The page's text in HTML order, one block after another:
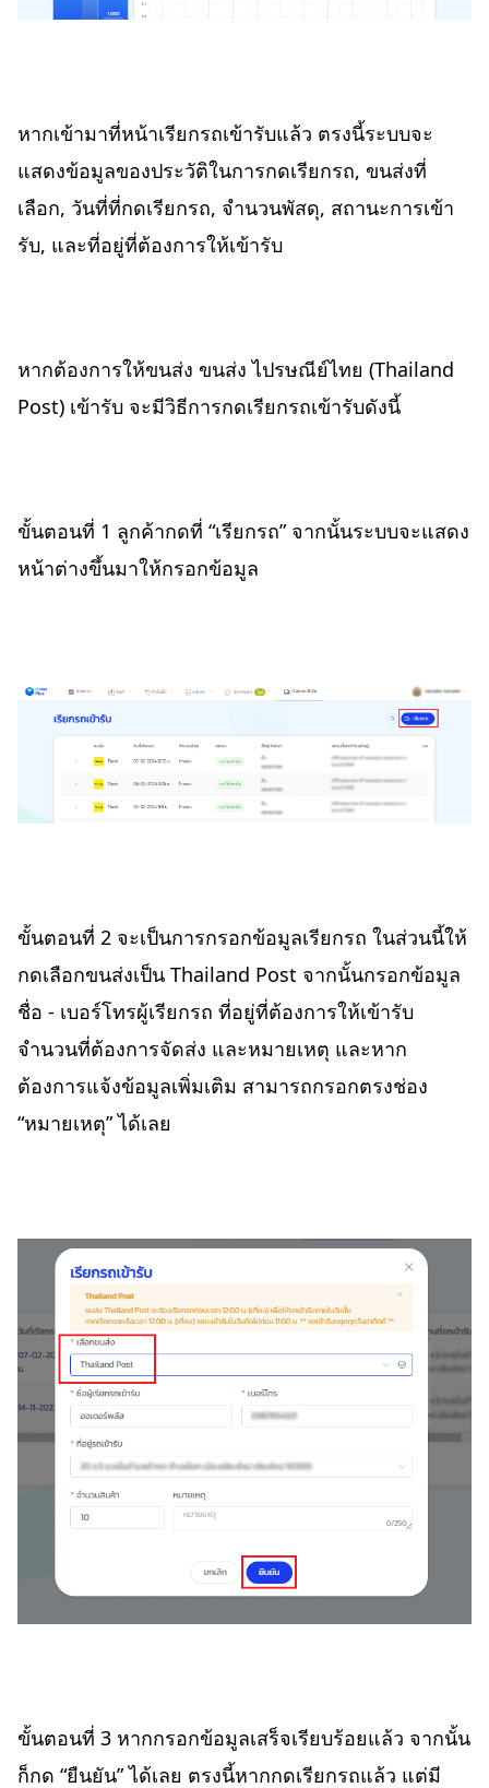
หากเข้ามาที่หน้าเรียกรถเข้ารับแล้ว ตรงนี้ระบบจะ
แสดงข้อมูลของประวัติในการกดเรียกรถ, ขนส่งที่
เลือก, วันที่ที่กดเรียกรถ, จำนวนพัสดุ, สถานะการเข้า
รับ, และที่อยู่ที่ต้องการให้เข้ารับ
หากต้องการให้ขนส่ง ขนส่ง ไปรษณีย์ไทย (Thailand
Post) เข้ารับ จะมีวิธีการกดเรียกรถเข้ารับดังนี้
ขั้นตอนที่ 1 ลูกค้ากดที่ “เรียกรถ” จากนั้นระบบจะแสดง
หน้าต่างขึ้นมาให้กรอกข้อมูล
ขั้นตอนที่ 2 จะเป็นการกรอกข้อมูลเรียกรถ ในส่วนนี้ให้
กดเลือกขนส่งเป็น Thailand Post จากนั้นกรอกข้อมูล
ชื่อ - เบอร์โทรผู้เรียกรถ ที่อยู่ที่ต้องการให้เข้ารับ
จำนวนที่ต้องการจัดส่ง และหมายเหตุ และหาก
ต้องการแจ้งข้อมูลเพิ่มเติม สามารถกรอกตรงช่อง
“หมายเหตุ” ได้เลย
ขั้นตอนที่ 3 หากกรอกข้อมูลเสร็จเรียบร้อยแล้ว จากนั้น
ก็กด “ยืนยัน” ได้เลย ตรงนี้หากกดเรียกรถแล้ว แต่มี